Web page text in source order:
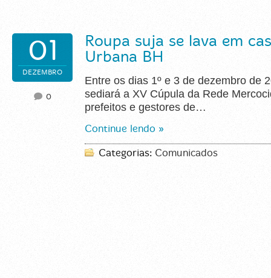
01
DEZEMBRO
0
Roupa suja se lava em
Urbana BH
Entre os dias 1º e 3 de dezembro de
sediará a XV Cúpula da Rede
prefeitos e gestores de…
Continue lendo »
Categorias: Comunicados